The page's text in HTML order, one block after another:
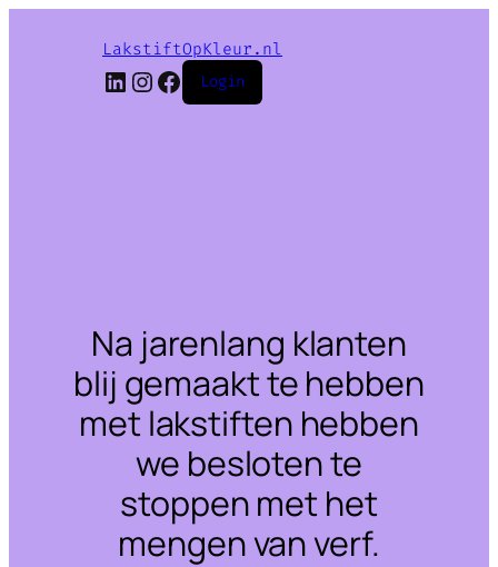
LakstiftOpKleur.nl
LinkedIn
Instagram
Facebook
Login
Na jarenlang klanten
blij gemaakt te hebben
met lakstiften hebben
we besloten te
stoppen met het
mengen van verf.